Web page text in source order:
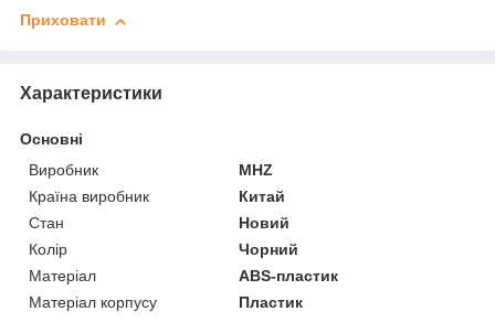
Приховати
Характеристики
Основні
Виробник
MHZ
Країна виробник
Китай
Стан
Новий
Колір
Чорний
Матеріал
ABS-пластик
Матеріал корпусу
Пластик